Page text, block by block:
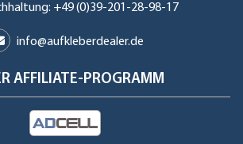
+49 (0)39-201-28-98-17
info@aufkleberdealer.de
AFFILIATE-PROGRAMM